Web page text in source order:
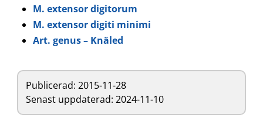
M. extensor digitorum
M. extensor digiti minimi
Art. genus – Knäled
Publicerad:2015-11-28
Senast uppdaterad: 2024-11-10